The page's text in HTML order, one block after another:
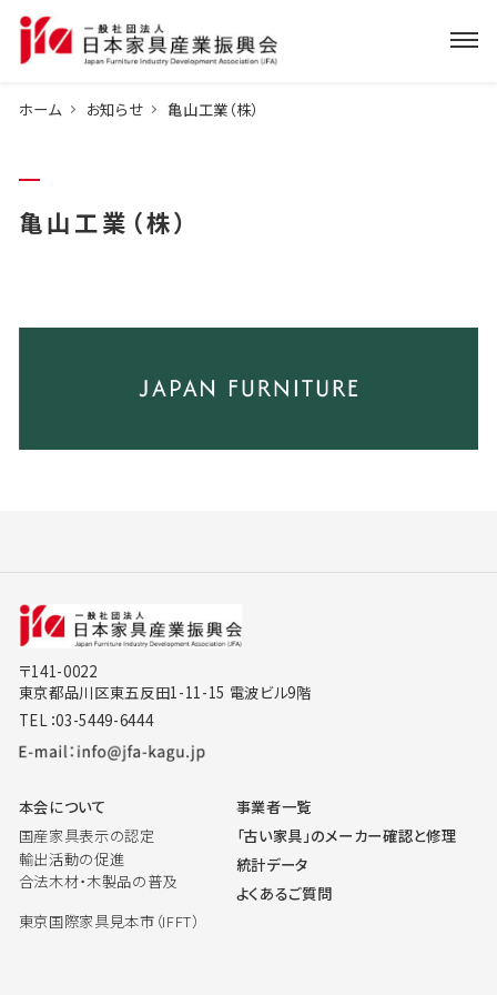
ホーム お知らせ 亀山工業（株）
亀山工業（株）
〒141-0022
東京都品川区東五反田1-11-15 電波ビル9階
TEL：03-5449-6444
本会について
国産家具表示の認定
輸出活動の促進
合法木材・木製品の普及
東京国際家具見本市（IFFT）
事業者一覧
「古い家具」のメーカー確認と修理
統計データ
よくあるご質問